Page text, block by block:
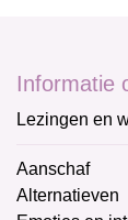
Informatie
Lezingen en
Aanschaf
Alternatieven